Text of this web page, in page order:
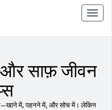
टॉगल
से
और साफ़ जीवन
में, पहनने में, और सोच में। लेकिन